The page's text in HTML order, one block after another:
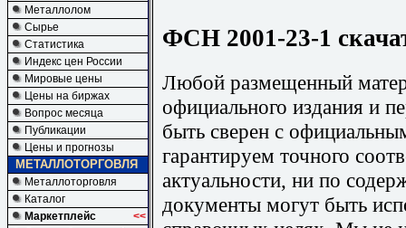
Металлолом
Сырье
Статистика
Индекс цен России
Мировые цены
Цены на биржах
Вопрос месяца
Публикации
Цены и прогнозы
МЕТАЛЛОТОРГОВЛЯ
Металлоторговля
Каталог
Маркетплейс
<<
ФСН 2001-23-1
Любой размещенный
официального издания и
быть сверен с
гарантируем точного
актуальности, ни по
документы могут быть